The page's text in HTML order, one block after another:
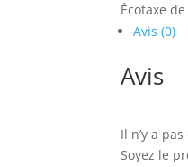
Écotaxe
Avis (0)
Avis
Il n’y a
Soyez le